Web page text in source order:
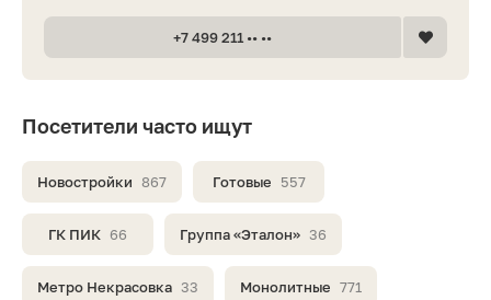
Посетители часто ищут
Новостройки 867 Готовые 557
ГК ПИК 66 Группа «Эталон» 36
Метро Некрасовка 33 Монолитные 771
+7 499 211 •• ••